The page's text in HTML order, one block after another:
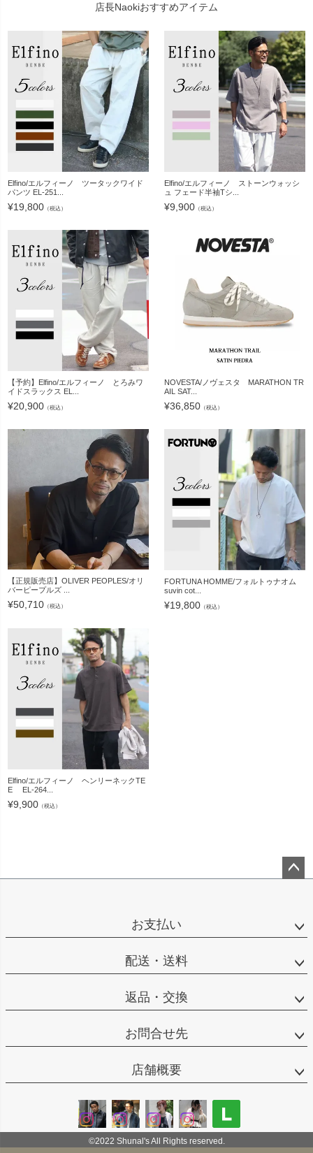
店長Naokiおすすめアイテム
Elfino/エルフィーノ ツータックワイド
パンツ EL-251...
¥19,800 （税込）
Elfino/エルフィーノ ストーンウォッシ
ュ フェード半袖Tシ...
¥9,900 （税込）
【予約】Elfino/エルフィーノ とろみワ
イドスラックス EL...
¥20,900 （税込）
NOVESTA/ノヴェスタ MARATHON TR
AIL SAT...
¥36,850 （税込）
【正規販売店】OLIVER PEOPLES/オリ
バーピープルズ ...
¥50,710 （税込）
FORTUNA HOMME/フォルトゥナオム
suvin cot...
¥19,800 （税込）
Elfino/エルフィーノ ヘンリーネックTE
E EL-264...
¥9,900 （税込）
お支払い
配送・送料
返品・交換
お問合せ先
店舗概要
©2022 Shunal's All Rights reserved.